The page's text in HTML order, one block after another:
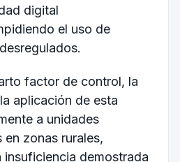
digital
el uso de
factor de control, la
aplicación de esta
a unidades
zonas rurales,
insuficiencia demostrada